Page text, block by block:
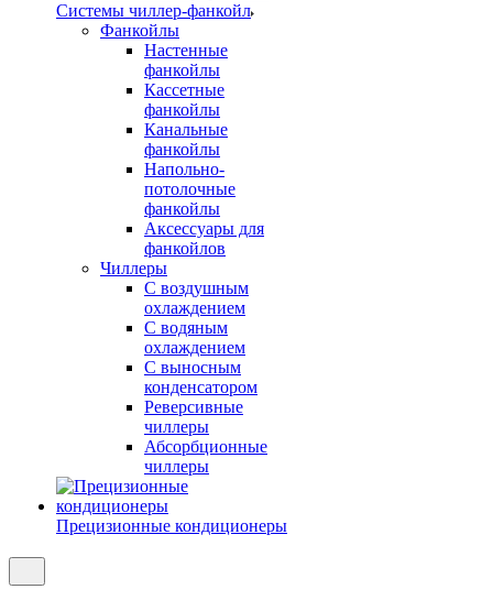
Системы чиллер-фанкойл
Фанкойлы
Настенные
фанкойлы
Кассетные
фанкойлы
Канальные
фанкойлы
Напольно-
потолочные
фанкойлы
Аксессуары для
фанкойлов
Чиллеры
С воздушным
охлаждением
С водяным
охлаждением
С выносным
конденсатором
Реверсивные
чиллеры
Абсорбционные
чиллеры
Прецизионные кондиционеры